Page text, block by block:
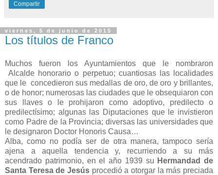
Compartir
viernes, 5 de junio de 2015
Los títulos de Franco
Muchos fueron los Ayuntamientos que le nombraron
Alcalde honorario o perpetuo; cuantiosas las localidades
que le concedieron sus medallas de oro, de oro y brillantes,
o de honor; numerosas las ciudades que le obsequiaron con
sus llaves o le prohijaron como adoptivo, predilecto o
predilectísimo; algunas las Diputaciones que le invistieron
como Padre de la Provincia; diversas las universidades que
le designaron Doctor Honoris Causa…
Alba, como no podía ser de otra manera, tampoco sería
ajena a aquella tendencia y, recurriendo a su más
acendrado patrimonio, en el año 1939 su Hermandad de
Santa Teresa de Jesús procedió a otorgar la más preciada